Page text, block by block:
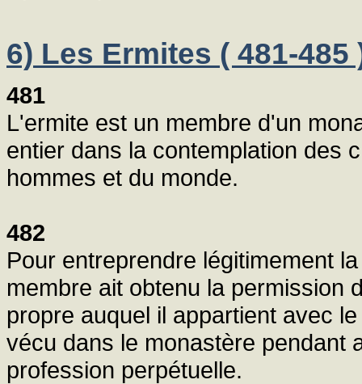
6) Les Ermites ( 481-485
481
L'ermite est un membre d'un
entier dans la contemplation des
hommes et du monde.
482
Pour entreprendre légitimement
membre ait obtenu la permission
propre auquel il appartient avec
vécu dans le monastère pendant
profession perpétuelle.